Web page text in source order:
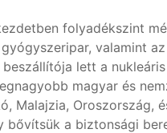
folyadékszint
valamint
lett a
magyar és
Malajzia, Oroszország,
a biztonsági